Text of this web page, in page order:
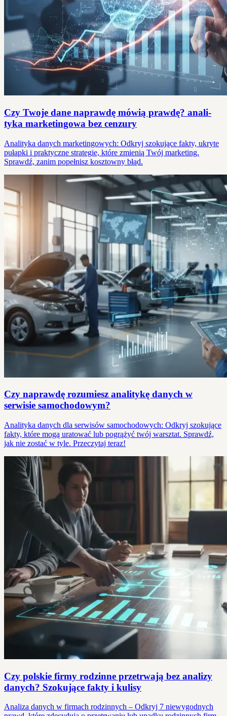
Czy Twoje dane naprawdę mówią prawdę? anali­
tyka marketingowa bez cenzury
Analityka danych marketingowych: Odkryj szokujące fakty, ukryte
pułapki i praktyczne strategie, które zmienią Twój marketing.
Sprawdź, zanim popełnisz kosztowny błąd.
Czy naprawdę rozumiesz analitykę danych w
serwisie samochodowym?
Analityka danych dla serwisów samochodowych: Odkryj szokujące
fakty, które mogą uratować lub pogrążyć twój warsztat. Sprawdź,
jak nie zostać w tyle. Przeczytaj teraz!
Czy polskie firmy rodzinne przetrwają bez analizy
danych? Szokujące fakty i kulisy
Analiza danych w firmach rodzinnych – Odkryj 7 niewygodnych